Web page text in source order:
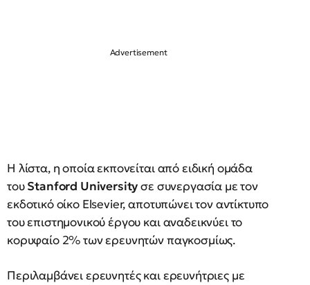
Η λίστα, η οποία εκπονείται από ειδική ομάδα
τουStanford Universityσε συνεργασία με τον
εκδοτικό οίκο Elsevier, αποτυπώνει τον αντίκτυπο
του επιστημονικού έργου και αναδεικνύει το
κορυφαίο 2% των ερευνητών παγκοσμίως.
Περιλαμβάνει ερευνητές και ερευνήτριες με